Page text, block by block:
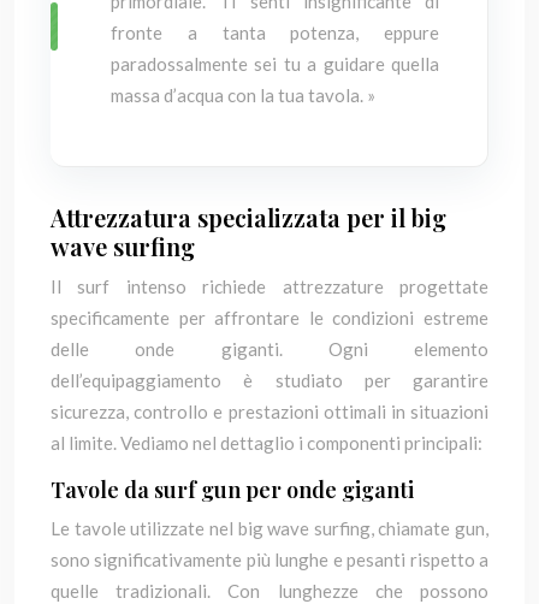
fronte a tanta potenza, eppure
paradossalmente sei tu a guidare quella
massa d’acqua con la tua tavola. »
Attrezzatura specializzata per il big
wave surfing
Il surf intenso richiede attrezzature progettate
specificamente per affrontare le condizioni estreme
delle onde giganti. Ogni elemento
dell’equipaggiamento è studiato per garantire
sicurezza, controllo e prestazioni ottimali in situazioni
al limite. Vediamo nel dettaglio i componenti principali:
Tavole da surf gun per onde giganti
Le tavole utilizzate nel big wave surfing, chiamate gun,
sono significativamente più lunghe e pesanti rispetto a
quelle tradizionali. Con lunghezze che possono